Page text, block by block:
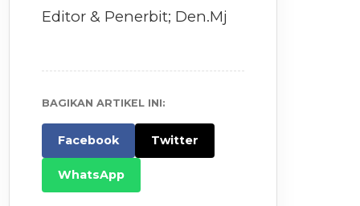
Editor & Penerbit; Den.Mj
BAGIKAN ARTIKEL INI:
Facebook Twitter
WhatsApp